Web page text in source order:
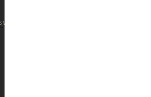
svc -n default test-lb